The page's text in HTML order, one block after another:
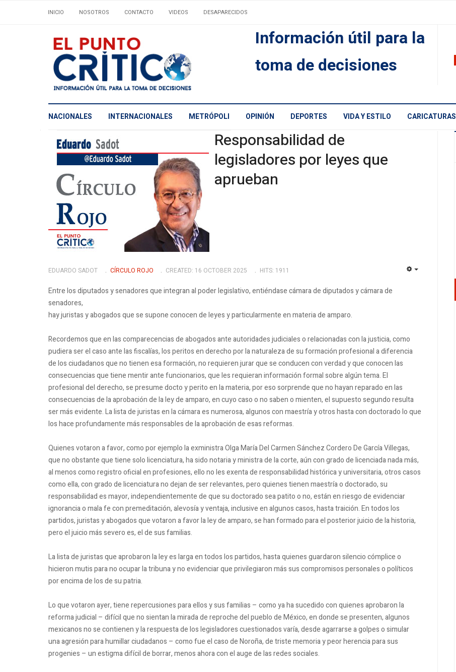
INICIO NOSOTROS CONTACTO VIDEOS DESAPARECIDOS
Información útil para la
toma de decisiones
NACIONALES INTERNACIONALES METRÓPOLI OPINIÓN DEPORTES VIDA Y ESTILO CARICATURAS
Responsabilidad de
legisladores por leyes que
aprueban
EDUARDO SADOT CÍRCULO ROJO CREATED: 16 OCTOBER 2025 HITS: 1911
Entre los diputados y senadores que integran al poder legislativo, entiéndase cámara de diputados y cámara de
senadores,
hay juristas y abogados que se supone conocen de leyes y particularmente en materia de amparo.
Recordemos que en las comparecencias de abogados ante autoridades judiciales o relacionadas con la justicia, como
pudiera ser el caso ante las fiscalías, los peritos en derecho por la naturaleza de su formación profesional a diferencia
de los ciudadanos que no tienen esa formación, no requieren jurar que se conducen con verdad y que conocen las
consecuencias que tiene mentir ante funcionarios, que les requieran información formal sobre algún tema. El
profesional del derecho, se presume docto y perito en la materia, por eso sorprende que no hayan reparado en las
consecuencias de la aprobación de la ley de amparo, en cuyo caso o no saben o mienten, el supuesto segundo resulta
ser más evidente. La lista de juristas en la cámara es numerosa, algunos con maestría y otros hasta con doctorado lo que
los hace profundamente más responsables de la aprobación de esas reformas.
Quienes votaron a favor, como por ejemplo la exministra Olga María Del Carmen Sánchez Cordero De García Villegas,
que no obstante que tiene solo licenciatura, ha sido notaria y ministra de la corte, aún con grado de licenciada nada más,
al menos como registro oficial en profesiones, ello no les exenta de responsabilidad histórica y universitaria, otros casos
como ella, con grado de licenciatura no dejan de ser relevantes, pero quienes tienen maestría o doctorado, su
responsabilidad es mayor, independientemente de que su doctorado sea patito o no, están en riesgo de evidenciar
ignorancia o mala fe con premeditación, alevosía y ventaja, inclusive en algunos casos, hasta traición. En todos los
partidos, juristas y abogados que votaron a favor la ley de amparo, se han formado para el posterior juicio de la historia,
pero el juicio más severo es, el de sus familias.
La lista de juristas que aprobaron la ley es larga en todos los partidos, hasta quienes guardaron silencio cómplice o
hicieron mutis para no ocupar la tribuna y no evidenciar que privilegiaron más sus compromisos personales o políticos
por encima de los de su patria.
Lo que votaron ayer, tiene repercusiones para ellos y sus familias – como ya ha sucedido con quienes aprobaron la
reforma judicial – difícil que no sientan la mirada de reproche del pueblo de México, en donde se presenten, algunos
mexicanos no se contienen y la respuesta de los legisladores cuestionados varía, desde agarrarse a golpes o simular
una agresión para humillar ciudadanos – como fue el caso de Noroña, de triste memoria y peor herencia para sus
progenies – un estigma difícil de borrar, menos ahora con el auge de las redes sociales.